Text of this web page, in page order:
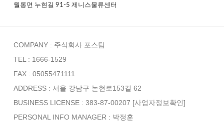
월롱면 누현길 91-5 제니스물류센터
COMPANY : 주식회사 포스팀
TEL : 1666-1529
FAX : 05055471111
ADDRESS : 서울 강남구 논현로153길 62
BUSINESS LICENSE : 383-87-00207 [사업자정보확인]
PERSONAL INFO MANAGER : 박정훈